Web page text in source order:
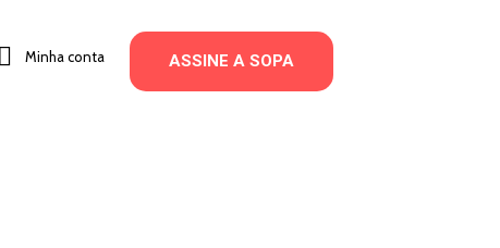
Minha conta ASSINE A SOPA